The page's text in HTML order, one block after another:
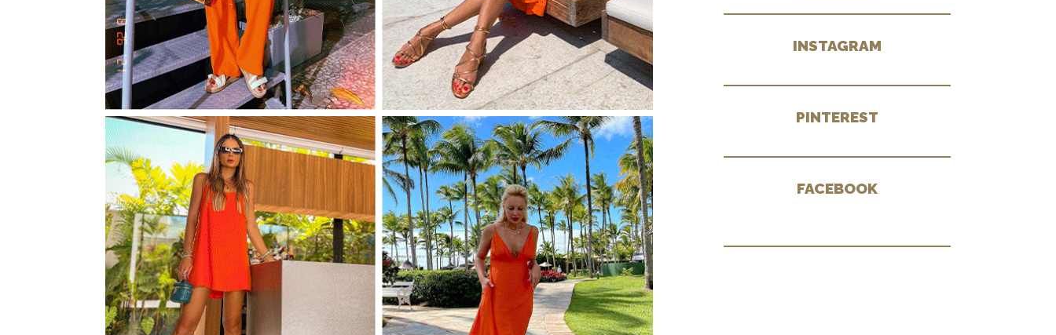
INSTAGRAM
PINTEREST
FACEBOOK